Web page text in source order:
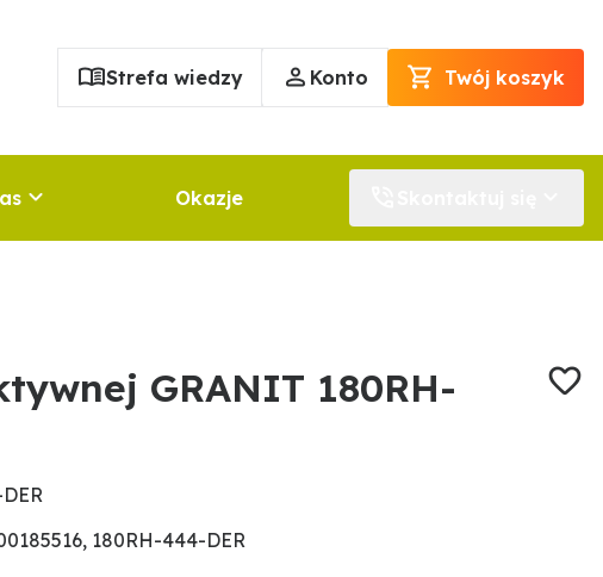
Strefa wiedzy Konto Twój koszyk
Okazje
GRANIT 180RH-
180RH-444-DER